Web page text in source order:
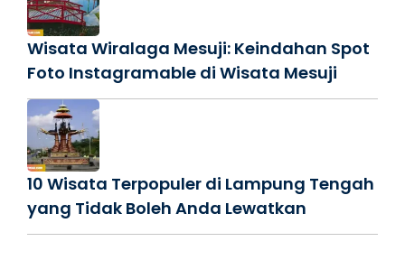
Wisata Wiralaga Mesuji: Keindahan Spot
Foto Instagramable di Wisata Mesuji
10 Wisata Terpopuler di Lampung Tengah
yang Tidak Boleh Anda Lewatkan